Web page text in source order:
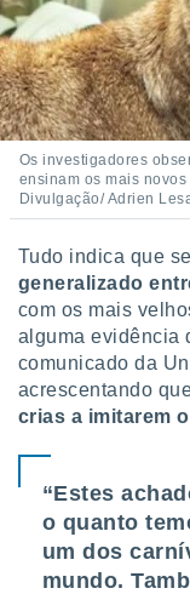
Os investigadores
ensinam os mais
Divulgação/ Adrien
Tudo indica que
generalizado
com os mais
alguma evidência
comunicado da
acrescentando
crias a imitarem
“Estes
o quanto
um dos
mundo.